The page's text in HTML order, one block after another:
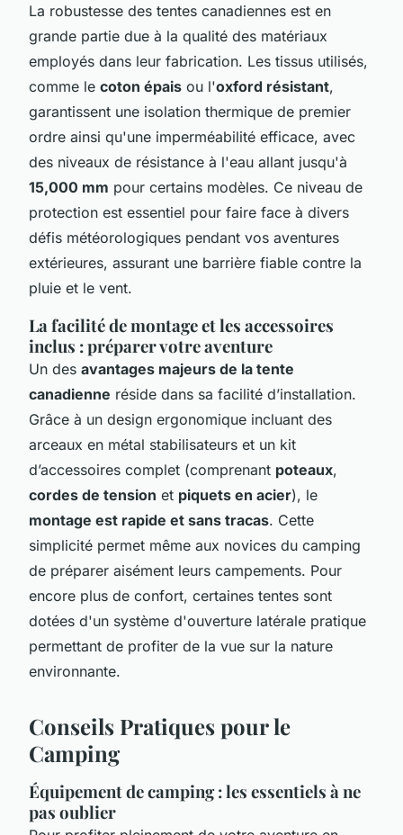
La robustesse des tentes canadiennes est en
grande partie due à la qualité des matériaux
employés dans leur fabrication. Les tissus utilisés,
comme le coton épais ou l'oxford résistant,
garantissent une isolation thermique de premier
ordre ainsi qu'une imperméabilité efficace, avec
des niveaux de résistance à l'eau allant jusqu'à
15,000 mm pour certains modèles. Ce niveau de
protection est essentiel pour faire face à divers
défis météorologiques pendant vos aventures
extérieures, assurant une barrière fiable contre la
pluie et le vent.
La facilité de montage et les accessoires
inclus : préparer votre aventure
Un des avantages majeurs de la tente
canadienne réside dans sa facilité d’installation.
Grâce à un design ergonomique incluant des
arceaux en métal stabilisateurs et un kit
d’accessoires complet (comprenant poteaux,
cordes de tension et piquets en acier), le
montage est rapide et sans tracas. Cette
simplicité permet même aux novices du camping
de préparer aisément leurs campements. Pour
encore plus de confort, certaines tentes sont
dotées d'un système d'ouverture latérale pratique
permettant de profiter de la vue sur la nature
environnante.
Conseils Pratiques pour le
Camping
Équipement de camping : les essentiels à ne
pas oublier